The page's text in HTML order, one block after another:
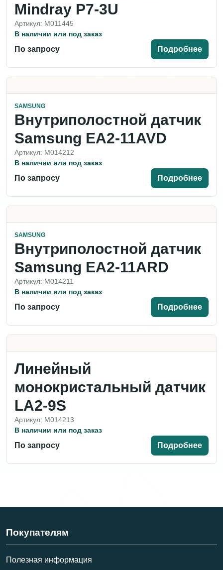
Mindray P7-3U
Артикул: M011445
В наличии или под заказ
По запросу Подробнее
SAMSUNG
Внутриполостной датчик
Samsung EA2-11AVD
Артикул: M014212
В наличии или под заказ
По запросу Подробнее
SAMSUNG
Внутриполостной датчик
Samsung EA2-11ARD
Артикул: M014211
В наличии или под заказ
По запросу Подробнее
Линейный
монокристальный датчик
LA2-9S
Артикул: M014213
В наличии или под заказ
По запросу Подробнее
Покупателям
Полезная информация